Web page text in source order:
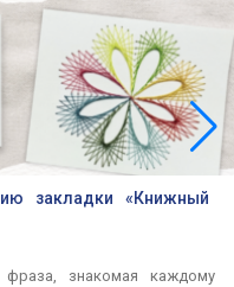
закладки «Книжный
знакомая каждому